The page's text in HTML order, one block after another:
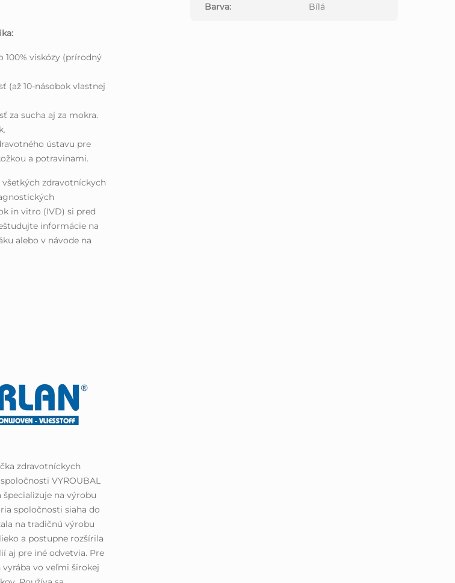
100% viskózy (prírodný
(až 10-násobok vlastnej
za sucha aj za mokra.
ústavu pre
a potravinami.
všetkých zdravotníckych
in vitro (IVD) si pred
informácie na
alebo v návode na
zdravotníckych
VYROUBAL
špecializuje na výrobu
spoločnosti siaha do
na tradičnú výrobu
a postupne rozšírila
aj pre iné odvetvia. Pre
vo veľmi širokej
Barva: Bílá